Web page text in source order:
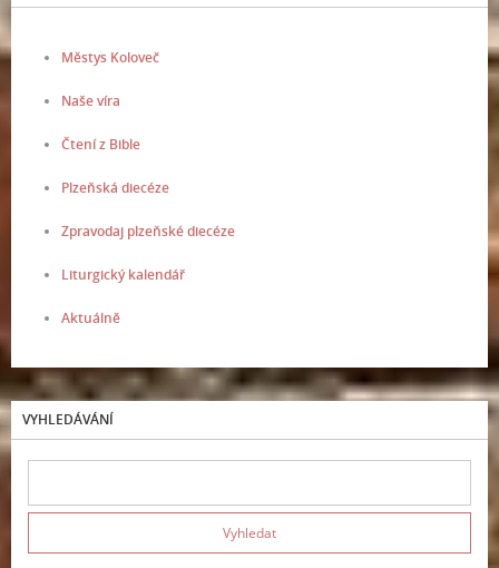
Městys Koloveč
Naše víra
Čtení z Bible
Plzeňská diecéze
Zpravodaj plzeňské diecéze
Liturgický kalendář
Aktuálně
VYHLEDÁVÁNÍ